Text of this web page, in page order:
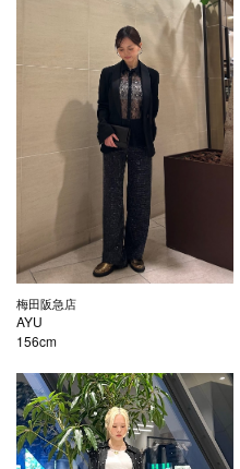
梅田阪急店
AYU
156cm